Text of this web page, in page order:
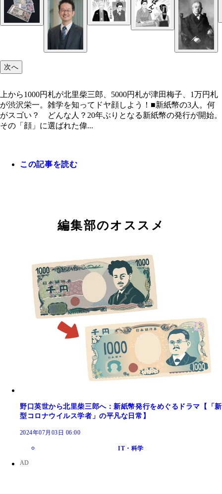
上から1000円札が北里柴三郎、5000円札が津田梅
右頬にがんを患っていた渋沢栄一。闘病後にも財
も!?
新紙幣には世界初の3Dホログラム技術が使われて
手元に新紙幣がある人は紙幣を傾けてみて肖像画
次へ
上から1000円札が北里柴三郎、5000円札が津田梅子、1万円札
が渋沢栄一。雑学を知ってドヤ顔しよう！■新紙幣の3人。何
がスゴい？ どんな人？20年ぶりとなる新紙幣の発行が開始。
その「顔」に選ばれた偉...
この記事を読む
編集部のオススメ
野口英世から北里柴三郎へ：新紙幣発行をめぐるドラマ【「新
型コロナウイルス学者」の平凡な日常】
2024年07月03日 06:00
IT・科学